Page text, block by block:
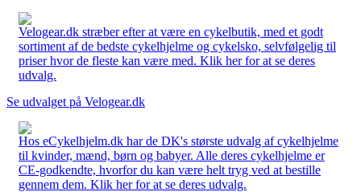
Velogear.dk stræber efter at være en cykelbutik, med et godt
sortiment af de bedste cykelhjelme og cykelsko, selvfølgelig til
priser hvor de fleste kan være med. Klik her for at se deres
udvalg.
Se udvalget på Velogear.dk
Hos eCykelhjelm.dk har de DK's største udvalg af cykelhjelme
til kvinder, mænd, børn og babyer. Alle deres cykelhjelme er
CE-godkendte, hvorfor du kan være helt tryg ved at bestille
gennem dem. Klik her for at se deres udvalg.